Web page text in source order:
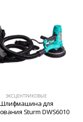
ЭКСЦЕНТРИКОВЫЕ
для
Sturm DWS6010